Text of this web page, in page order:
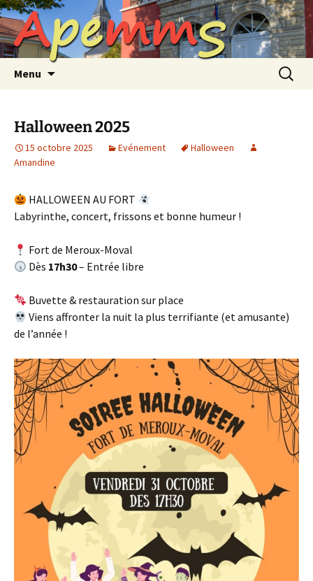
Aller
au
contenu
ApemmS
Menu
Halloween 2025
15 octobre 2025 Evénement
Halloween
Amandine
HALLOWEEN AU FORT
Labyrinthe, concert, frissons et bonne humeur !
Fort de Meroux-Moval
Dès 17h30– Entrée libre
Buvette & restauration sur place
Viens affronter la nuit la plus terrifiante (et amusante)
de l’année !